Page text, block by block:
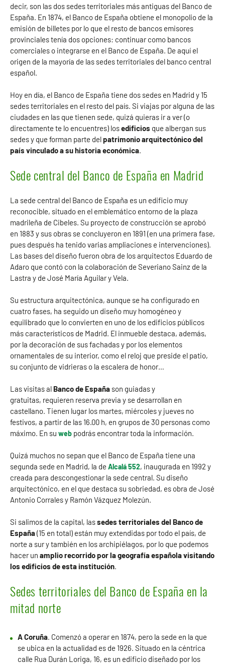
decir, son las dos sedes territoriales más antiguas del Banco de
España. En 1874, el Banco de España obtiene el monopolio de la
emisión de billetes por lo que el resto de bancos emisores
provinciales tenía dos opciones: continuar como bancos
comerciales o integrarse en el Banco de España. De aquí el
origen de la mayoría de las sedes territoriales del banco central
español.
Hoy en día, el Banco de España tiene dos sedes en Madrid y 15
sedes territoriales en el resto del país. Si viajas por alguna de las
ciudades en las que tienen sede, quizá quieras ir a ver (o
directamente te lo encuentres) losedificios que albergan sus
sedes y que forman parte delpatrimonio arquitectónico del
país vinculado a su historia económica.
Sede central del Banco de España en Madrid
La sede central del Banco de España es un edificio muy
reconocible, situado en el emblemático entorno de la plaza
madrileña de Cibeles. Su proyecto de construcción se aprobó
en 1883 y sus obras se concluyeron en 1891 (en una primera fase,
pues después ha tenido varias ampliaciones e intervenciones).
Las bases del diseño fueron obra de los arquitectos Eduardo de
Adaro que contó con la colaboración de Severiano Sainz de la
Lastra y de José María Aguilar y Vela.
Su estructura arquitectónica, aunque se ha configurado en
cuatro fases, ha seguido un diseño muy homogéneo y
equilibrado que lo convierten en uno de los edificios públicos
más característicos de Madrid. El inmueble destaca, además,
por la decoración de sus fachadas y por los elementos
ornamentales de su interior, como el reloj que preside el patio,
su conjunto de vidrieras o la escalera de honor…
Las visitas al Banco de España son guiadas y
gratuitas, requieren reserva previa y se desarrollan en
castellano. Tienen lugar los martes, miércoles y jueves no
festivos, a partir de las 16.00 h, en grupos de 30 personas como
máximo. En su web podrás encontrar toda la información.
Quizá muchos no sepan que el Banco de España tiene una
segunda sede en Madrid, la de Alcalá 552, inaugurada en 1992 y
creada para descongestionar la sede central. Su diseño
arquitectónico, en el que destaca su sobriedad, es obra de José
Antonio Corrales y Ramón Vázquez Molezún.
Si salimos de la capital, lassedes territoriales del Banco de
España(15 en total) están muy extendidas por todo el país, de
norte a sur y también en los archipiélagos, por lo que podemos
hacer un amplio recorrido por la geografía española visitando
los edificios de esta institución.
Sedes territoriales del Banco de España en la
mitad norte
A Coruña. Comenzó a operar en 1874, pero la sede en la que
se ubica en la actualidad es de 1926. Situado en la céntrica
calle Rua Durán Loriga, 16, es un edificio diseñado por los